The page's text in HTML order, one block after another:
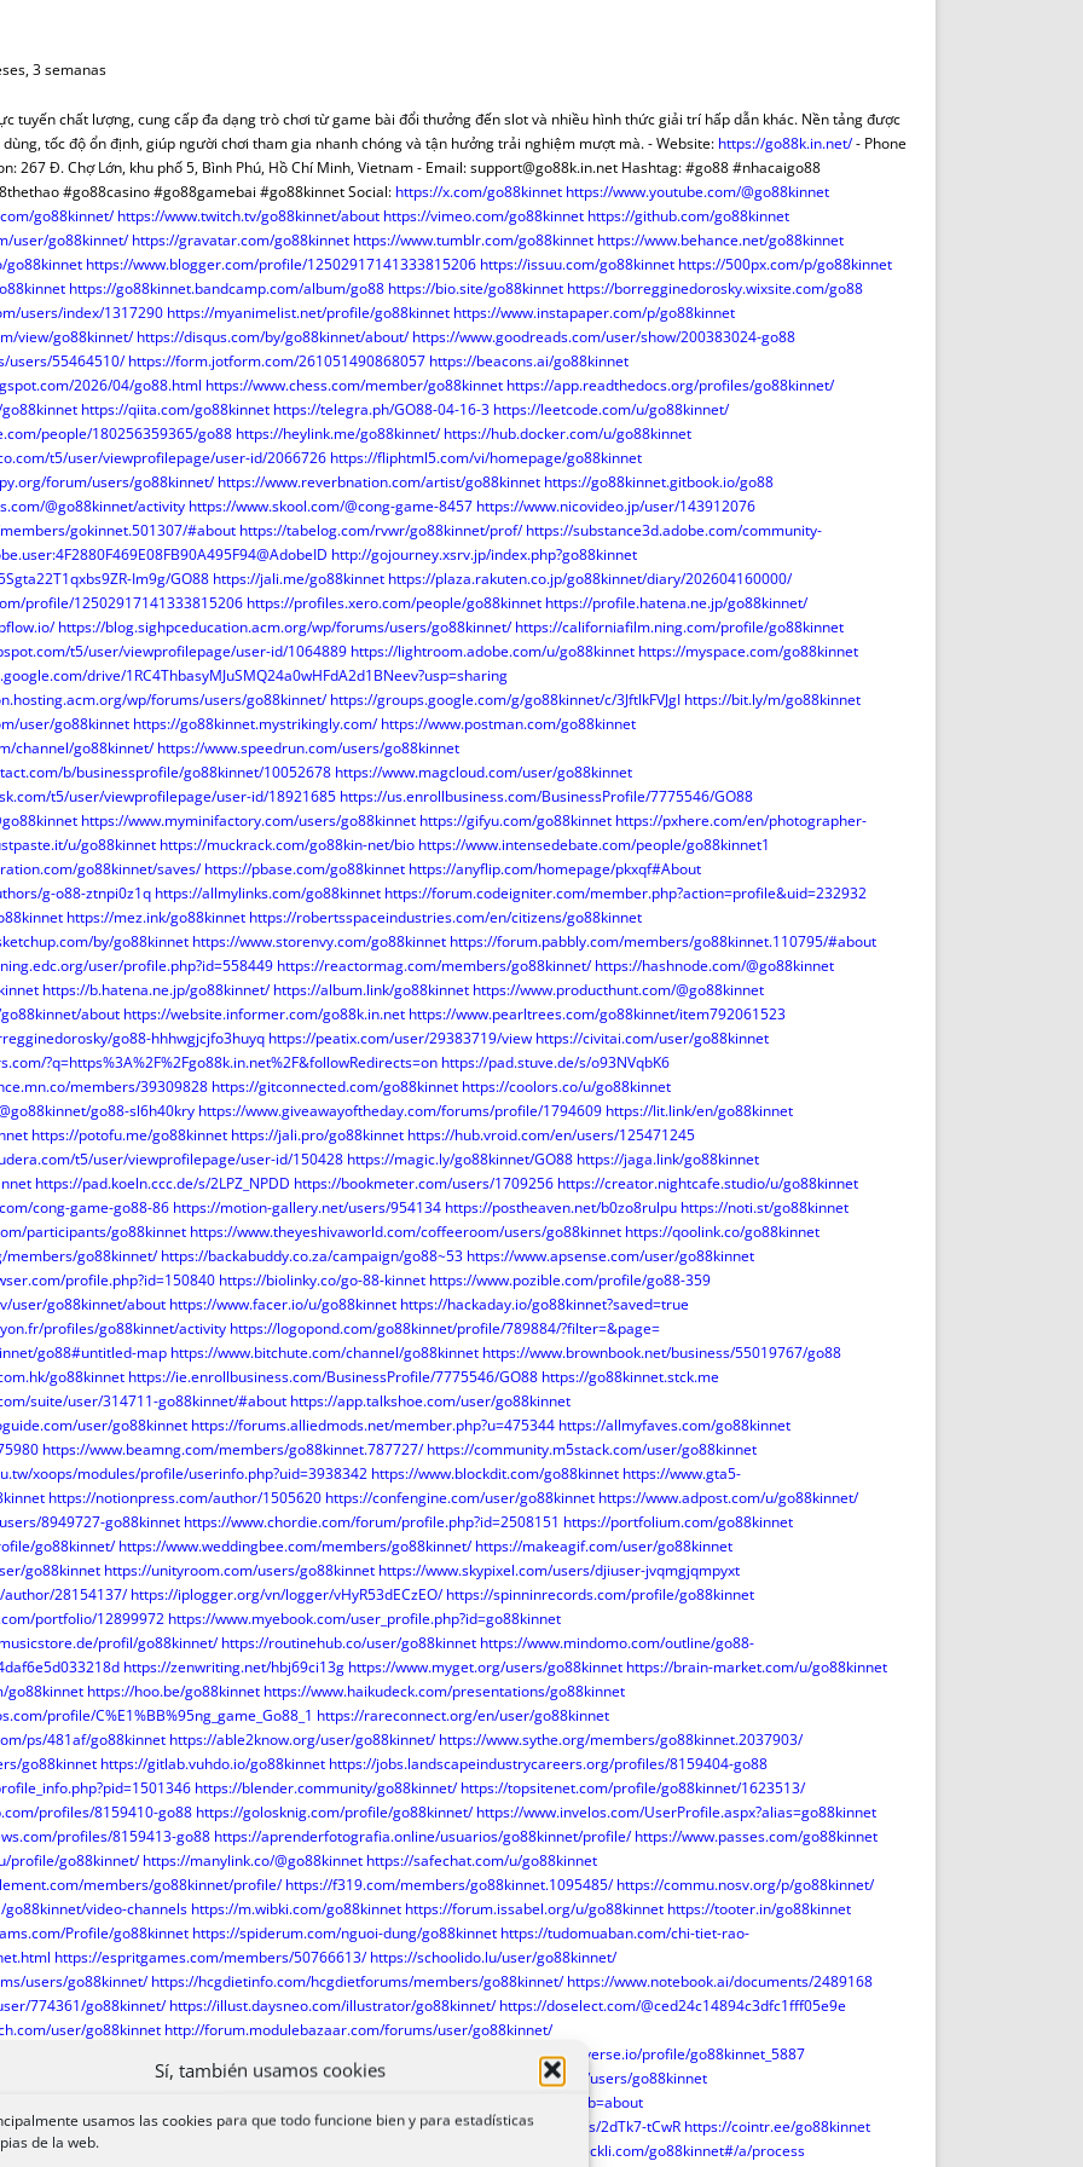
Sí, también usamos cookies
usamos las cookies para que todo funcione bien y para estadísticas
de la web.
INFORMES MENSUALES F.N.
VARIOS F.N.
DONACIONES
(NRUA)
QUÉ…?
SENA
EN BOE
SENTENCIAS FISCAL
VARIOS FISCAL
REVISTA DERECHO CIVIL
VARIOS DOCTRINA
CONSUMO Y DERECHO
ARTÍCULOS CYD
NORMAS CYD
TEMAS PRÁCTICOS
COLABORADORES
VARIOS CYD
PINCELADAS
ARTÍCULOS INTER.
PAÍSES
DICTÁMENES INTERNAC.
VARIOS INTER.
DERECHO EUROPEO
ARTÍCULOS D.E.
NORMATIVA D.E.
AULA SOCIAL
ARTÍCULOS
DISPOSICIONES
OPINIÓN
FUTURAS NORMAS
INFORMES MENSUALES F.N.
PÁGINAS ESPECIALES
VARIOS F.N.
TERRITORIO
INFORMES PERIODICOS
ARTÍCULOS TERRITORIO
HERRAMIENTAS
NORMAS TERRITORIO
VARIOS TERRITORIO
RINCÓN LITERARIO
ENTREVISTAS
CONCURSOS
CORREO
COMPARATIVAS ARTÍCULOS
TERRITORIO
MODELOS MERCANTIL
REDACCIÓN JURÍDICA
¡SABÍAS QUÉ?
CALCULA HIJUELAS
CUOTA HIPOTECA
NODESESPERES
ENLACES
AVISO LEGAL
REPORTAR INCIDENCIA
LOGOTIPO
ENTREVISTAS
SONRISA
ENVÍA CORREO
CANALES DE VÍDEO
3 semanas
tuyến chất lượng, cung cấp đa dạng trò chơi từ game bài đổi thưởng đến slot và nhiều hình thức giải trí hấp dẫn khác. Nền tảng được
tốc độ ổn định, giúp người chơi tham gia nhanh chóng và tận hưởng trải nghiệm mượt mà. - Website: https://go88k.in.net/- Phone
267 Đ. Chợ Lớn, khu phố 5, Bình Phú, Hồ Chí Minh, Vietnam - Email: support@go88k.in.net Hashtag: #go88 #nhacaigo88
#go88casino #go88gamebai #go88kinnet Social: https://x.com/go88kinnet https://www.youtube.com/@go88kinnet
go88kinnet/ https://www.twitch.tv/go88kinnet/about https://vimeo.com/go88kinnet https://github.com/go88kinnet
user/go88kinnet/ https://gravatar.com/go88kinnet https://www.tumblr.com/go88kinnet https://www.behance.net/go88kinnet
go88kinnet https://www.blogger.com/profile/12502917141333815206 https://issuu.com/go88kinnet https://500px.com/p/go88kinnet
https://go88kinnet.bandcamp.com/album/go88 https://bio.site/go88kinnet https://borregginedorosky.wixsite.com/go88
users/index/1317290 https://myanimelist.net/profile/go88kinnet https://www.instapaper.com/p/go88kinnet
view/go88kinnet/ https://disqus.com/by/go88kinnet/about/ https://www.goodreads.com/user/show/200383024-go88
users/55464510/ https://form.jotform.com/261051490868057 https://beacons.ai/go88kinnet
2026/04/go88.html https://www.chess.com/member/go88kinnet https://app.readthedocs.org/profiles/go88kinnet/
https://qiita.com/go88kinnet https://telegra.ph/GO88-04-16-3 https://leetcode.com/u/go88kinnet/
people/180256359365/go88 https://heylink.me/go88kinnet/ https://hub.docker.com/u/go88kinnet
t5/user/viewprofilepage/user-id/2066726 https://fliphtml5.com/vi/homepage/go88kinnet
forum/users/go88kinnet/ https://www.reverbnation.com/artist/go88kinnet https://go88kinnet.gitbook.io/go88
@go88kinnet/activity https://www.skool.com/@cong-game-8457 https://www.nicovideo.jp/user/143912076
gokinnet.501307/#about https://tabelog.com/rvwr/go88kinnet/prof/ https://substance3d.adobe.com/community-
http://gojourney.xsrv.jp/index.php?go88kinnet
Im9g/GO88 https://jali.me/go88kinnet https://plaza.rakuten.co.jp/go88kinnet/diary/202604160000/
profile/12502917141333815206 https://profiles.xero.com/people/go88kinnet https://profile.hatena.ne.jp/go88kinnet/
https://blog.sighpceducation.acm.org/wp/forums/users/go88kinnet/ https://californiafilm.ning.com/profile/go88kinnet
t5/user/viewprofilepage/user-id/1064889 https://lightroom.adobe.com/u/go88kinnet https://myspace.com/go88kinnet
drive/1RC4ThbasyMJuSMQ24a0wHFdA2d1BNeev?usp=sharing
wp/forums/users/go88kinnet/ https://groups.google.com/g/go88kinnet/c/3JftlkFVJgI https://bit.ly/m/go88kinnet
user/go88kinnet https://go88kinnet.mystrikingly.com/ https://www.postman.com/go88kinnet
channel/go88kinnet/ https://www.speedrun.com/users/go88kinnet
b/businessprofile/go88kinnet/10052678 https://www.magcloud.com/user/go88kinnet
t5/user/viewprofilepage/user-id/18921685 https://us.enrollbusiness.com/BusinessProfile/7775546/GO88
https://www.myminifactory.com/users/go88kinnet https://gifyu.com/go88kinnet https://pxhere.com/en/photographer-
u/go88kinnet https://muckrack.com/go88kin-net/bio https://www.intensedebate.com/people/go88kinnet1
go88kinnet/saves/ https://pbase.com/go88kinnet https://anyflip.com/homepage/pkxqf#About
g-o88-ztnpi0z1q https://allmylinks.com/go88kinnet https://forum.codeigniter.com/member.php?action=profile&uid=232932
https://mez.ink/go88kinnet https://robertsspaceindustries.com/en/citizens/go88kinnet
by/go88kinnet https://www.storenvy.com/go88kinnet https://forum.pabbly.com/members/go88kinnet.110795/#about
user/profile.php?id=558449 https://reactormag.com/members/go88kinnet/ https://hashnode.com/@go88kinnet
https://b.hatena.ne.jp/go88kinnet/ https://album.link/go88kinnet https://www.producthunt.com/@go88kinnet
about https://website.informer.com/go88k.in.net https://www.pearltrees.com/go88kinnet/item792061523
go88-hhhwgjcjfo3huyq https://peatix.com/user/29383719/view https://civitai.com/user/go88kinnet
?q=https%3A%2F%2Fgo88k.in.net%2F&followRedirects=on https://pad.stuve.de/s/o93NVqbK6
members/39309828 https://gitconnected.com/go88kinnet https://coolors.co/u/go88kinnet
go88-sl6h40kry https://www.giveawayoftheday.com/forums/profile/1794609 https://lit.link/en/go88kinnet
https://potofu.me/go88kinnet https://jali.pro/go88kinnet https://hub.vroid.com/en/users/125471245
t5/user/viewprofilepage/user-id/150428 https://magic.ly/go88kinnet/GO88 https://jaga.link/go88kinnet
https://pad.koeln.ccc.de/s/2LPZ_NPDD https://bookmeter.com/users/1709256 https://creator.nightcafe.studio/u/go88kinnet
cong-game-go88-86 https://motion-gallery.net/users/954134 https://postheaven.net/b0zo8rulpu https://noti.st/go88kinnet
participants/go88kinnet https://www.theyeshivaworld.com/coffeeroom/users/go88kinnet https://qoolink.co/go88kinnet
members/go88kinnet/ https://backabuddy.co.za/campaign/go88~53 https://www.apsense.com/user/go88kinnet
profile.php?id=150840 https://biolinky.co/go-88-kinnet https://www.pozible.com/profile/go88-359
user/go88kinnet/about https://www.facer.io/u/go88kinnet https://hackaday.io/go88kinnet?saved=true
profiles/go88kinnet/activity https://logopond.com/go88kinnet/profile/789884/?filter=&page=
go88#untitled-map https://www.bitchute.com/channel/go88kinnet https://www.brownbook.net/business/55019767/go88
go88kinnet https://ie.enrollbusiness.com/BusinessProfile/7775546/GO88 https://go88kinnet.stck.me
suite/user/314711-go88kinnet/#about https://app.talkshoe.com/user/go88kinnet
user/go88kinnet https://forums.alliedmods.net/member.php?u=475344 https://allmyfaves.com/go88kinnet
https://www.beamng.com/members/go88kinnet.787727/ https://community.m5stack.com/user/go88kinnet
xoops/modules/profile/userinfo.php?uid=3938342 https://www.blockdit.com/go88kinnet https://www.gta5-
https://notionpress.com/author/1505620 https://confengine.com/user/go88kinnet https://www.adpost.com/u/go88kinnet/
8949727-go88kinnet https://www.chordie.com/forum/profile.php?id=2508151 https://portfolium.com/go88kinnet
go88kinnet/ https://www.weddingbee.com/members/go88kinnet/ https://makeagif.com/user/go88kinnet
go88kinnet https://unityroom.com/users/go88kinnet https://www.skypixel.com/users/djiuser-jvqmgjqmpyxt
28154137/ https://iplogger.org/vn/logger/vHyR53dECzEO/ https://spinninrecords.com/profile/go88kinnet
portfolio/12899972 https://www.myebook.com/user_profile.php?id=go88kinnet
profil/go88kinnet/ https://routinehub.co/user/go88kinnet https://www.mindomo.com/outline/go88-
https://zenwriting.net/hbj69ci13g https://www.myget.org/users/go88kinnet https://brain-market.com/u/go88kinnet
go88kinnet https://hoo.be/go88kinnet https://www.haikudeck.com/presentations/go88kinnet
profile/C%E1%BB%95ng_game_Go88_1 https://rareconnect.org/en/user/go88kinnet
ps/481af/go88kinnet https://able2know.org/user/go88kinnet/ https://www.sythe.org/members/go88kinnet.2037903/
go88kinnet https://gitlab.vuhdo.io/go88kinnet https://jobs.landscapeindustrycareers.org/profiles/8159404-go88
https://blender.community/go88kinnet/ https://topsitenet.com/profile/go88kinnet/1623513/
profiles/8159410-go88 https://golosknig.com/profile/go88kinnet/ https://www.invelos.com/UserProfile.aspx?alias=go88kinnet
profiles/8159413-go88 https://aprenderfotografia.online/usuarios/go88kinnet/profile/ https://www.passes.com/go88kinnet
profile/go88kinnet/ https://manylink.co/@go88kinnet https://safechat.com/u/go88kinnet
members/go88kinnet/profile/ https://f319.com/members/go88kinnet.1095485/ https://commu.nosv.org/p/go88kinnet/
video-channels https://m.wibki.com/go88kinnet https://forum.issabel.org/u/go88kinnet https://tooter.in/go88kinnet
Profile/go88kinnet https://spiderum.com/nguoi-dung/go88kinnet https://tudomuaban.com/chi-tiet-rao-
https://espritgames.com/members/50766613/ https://schoolido.lu/user/go88kinnet/
users/go88kinnet/ https://hcgdietinfo.com/hcgdietforums/members/go88kinnet/ https://www.notebook.ai/documents/2489168
774361/go88kinnet/ https://illust.daysneo.com/illustrator/go88kinnet/ https://doselect.com/@ced24c14894c3dfc1fff05e9e
user/go88kinnet http://forum.modulebazaar.com/forums/user/go88kinnet/
user/profile/339055/go88kinnet/
https://uiverse.io/profile/go88kinnet_5887
lide/go88kinnet
https://www.chichi-pui.com/users/go88kinnet/
https://www.rwaq.org/users/go88kinnet
membri/go88kinnet/profile/
https://maxforlive.com/profile/user/go88kinnet?tab=about
s/PoDe2rxwLhttps://pad.darmstadt.social/s/BlkpSimvZs https://doc.adminforge.de/s/2dTk7-tCwR https://cointr.ee/go88kinnet
go88kinnet/
https://www.checkli.com/go88kinnet#/a/process